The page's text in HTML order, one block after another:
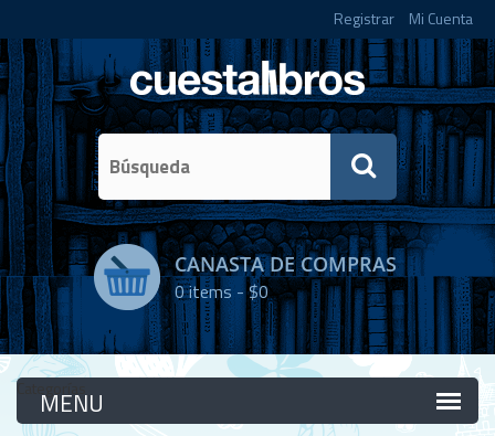
Registrar Mi Cuenta
CANASTA DE COMPRAS
0items -$0
Categorías